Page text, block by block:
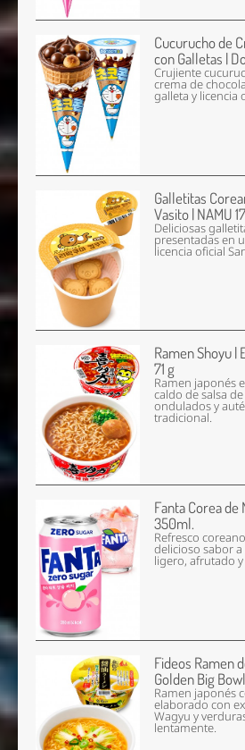
Cucurucho de
con Galletas |
Crujiente
crema de
galleta y licencia
Galletitas
Vasito | NAMU
Deliciosas
presentadas en
licencia oficial
Ramen Shoyu |
71 g
Ramen japonés
caldo de salsa
ondulados y
tradicional.
Fanta Corea
350ml.
Refresco
delicioso sabor
ligero, afrutado
Fideos Ramen
Golden Big
Ramen japonés
elaborado con
Wagyu y
lentamente.